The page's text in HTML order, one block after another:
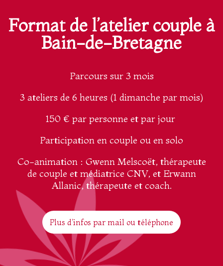
Format de l’atelier couple à
Bain-de-Bretagne
Parcours sur 3 mois
3 ateliers de 6 heures (1 dimanche par mois)
150 € par personne et par jour
Participation en couple ou en solo
Co-animation : Gwenn Melscoët, thérapeute
de couple et médiatrice CNV, et Erwann
Allanic, thérapeute et coach.
Plus d'infos par mail ou téléphone